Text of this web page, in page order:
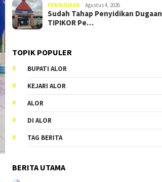
PENDIDIKAN Agustus 4, 2026
Sudah Tahap Penyidikan Dugaan
TIPIKOR Pe…
TOPIK POPULER
BUPATI ALOR
KEJARI ALOR
ALOR
DI ALOR
TAG BERITA
BERITA UTAMA